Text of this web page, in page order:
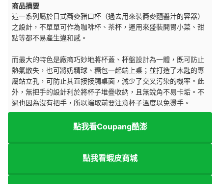
商品摘要
這一系列屬於日式蕎麥豬口杯（過去用來裝蕎麥麵醬汁的容器）
之設計，不單單可作為咖啡杯、茶杯，運用來盛裝開胃小菜、甜
點等都不易產生違和感。
而最大的特色是廠商巧妙地將杯蓋、杯盤設計為一體，既可防止
熱氣散失，也可將奶精球、糖包一起端上桌；並打造了木匙的專
屬站立孔，可防止其直接接觸桌面，減少了交叉污染的機率。此
外，無把手的設計利於將杯子堆疊收納，且無銳角不易卡垢。不
過也因為沒有把手，所以端取前要注意杯子溫度以免燙手。
點我看Coupang酷澎
點我看蝦皮商城